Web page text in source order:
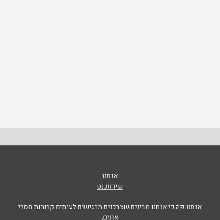
אנחנו
שירות.נט
אנחנו פה כי אנחנו מבינים שצרכנים מרגישים לעיתים קרובות חסרי
אונים,